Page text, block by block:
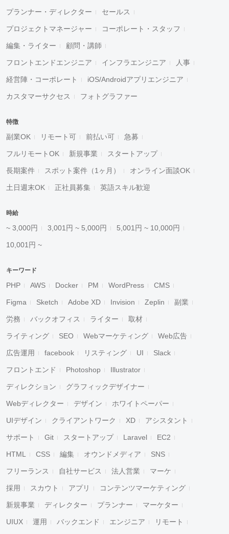
プランナー・ディレクター セールス
プロジェクトマネージャー コーポレート・スタッフ
編集・ライター 顧問・講師
フロントエンドエンジニア インフラエンジニア 人事
経営陣・コーポレート iOS/Androidアプリエンジニア
カスタマーサクセス フォトグラファー
特徴
副業OK リモート可 前払い可 急募
フルリモートOK 新規事業 スタートアップ
長期案件 スポット案件（1ヶ月） オンライン面談OK
土日週末OK 正社員募集 英語スキル歓迎
時給
~ 3,000円 3,001円 ~ 5,000円 5,001円 ~ 10,000円
10,001円 ~
キーワード
PHP AWS Docker PM WordPress CMS
Figma Sketch Adobe XD Invision Zeplin 副業
労務 バックオフィス ライター 取材
ライティング SEO Webマーケティング Web広告
広告運用 facebook リスティング UI Slack
フロントエンド Photoshop Illustrator
ディレクション グラフィックデザイナー
Webディレクター デザイン ホワイトペーパー
UIデザイン クライアントワーク XD アシスタント
サポート Git スタートアップ Laravel EC2
HTML CSS 編集 オウンドメディア SNS
フリーランス 自社サービス 法人営業 マーケ
採用 スカウト アプリ コンテンツマーケティング
新規事業 ディレクター プランナー マーケター
UIUX 運用 バックエンド エンジニア リモート